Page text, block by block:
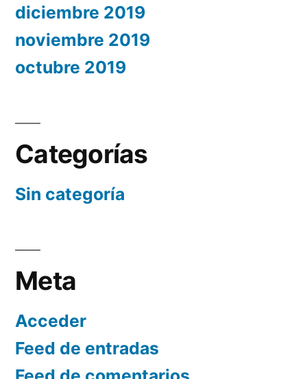
diciembre 2019
noviembre 2019
octubre 2019
Categorías
Sin categoría
Meta
Acceder
Feed de entradas